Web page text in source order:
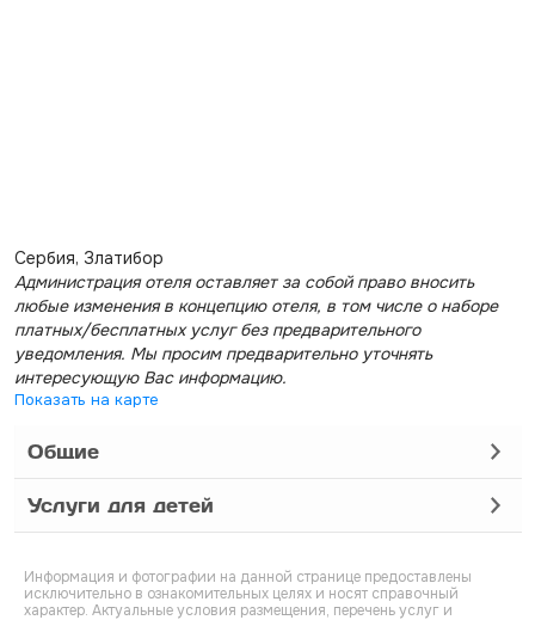
Сербия, Златибор
Администрация отеля оставляет за собой право вносить
любые изменения в концепцию отеля, в том числе о наборе
платных/бесплатных услуг без предварительного
уведомления. Мы просим предварительно уточнять
интересующую Вас информацию.
Показать на карте
Общие
Услуги для детей
Информация и фотографии на данной странице предоставлены
исключительно в ознакомительных целях и носят справочный
характер. Актуальные условия размещения, перечень услуг и